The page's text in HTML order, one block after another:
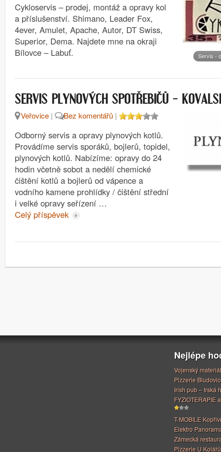
Servis -
Cykloservis – prodej, montáž a opravy kol
a příslušenství. Shimano, Leader Fox,
4ever, Amulet, Apache, Autor, DT Swiss,
Superior, Dema. Najdete mne na okraji
Bílovce – Labuť.
SERVIS PLYNOVÝCH SPOTŘEBIČŮ –
Veřovice | Bez komentářů |
Odborný servis a opravy plynových kotlů.
Provádíme servis sporáků, bojlerů, topidel,
plynových kotlů. Nabízíme: opravy do 24
hodin včetně sobot a nedělí chemické
čištění kotlů a bojlerů od vápence a
vodního kamene prohlídky / čištění střední
i velké opravy seřízení …
Celý příspěvek
Nejlépe
Vojenský
Pizzerie
Irish pub – Irská
FYZIOTERAPIE
T-MOBILE
Elektro
Zámecká
Pizzerie U Kolářů